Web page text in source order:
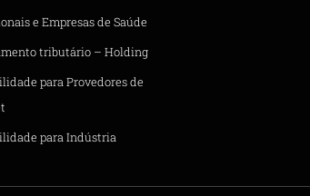
e Empresas de Saúde
tributário – Holding
para Provedores de
para Indústria